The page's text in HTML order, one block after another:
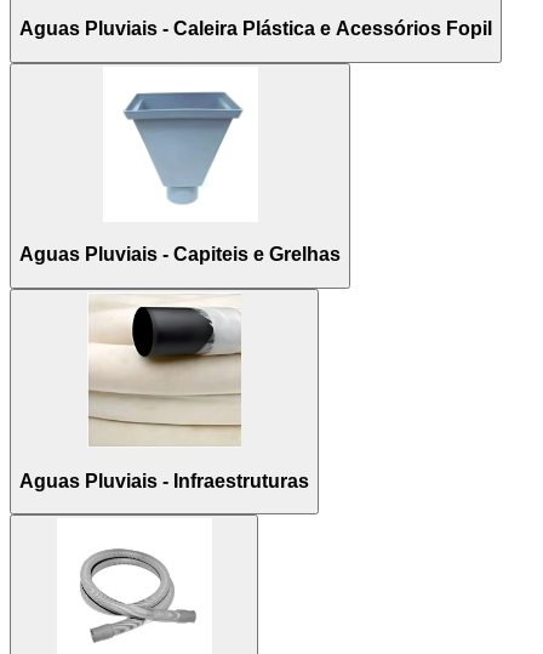
Aguas Pluviais - Caleira Plástica e Acessórios Fopil
Aguas Pluviais - Capiteis e Grelhas
Aguas Pluviais - Infraestruturas